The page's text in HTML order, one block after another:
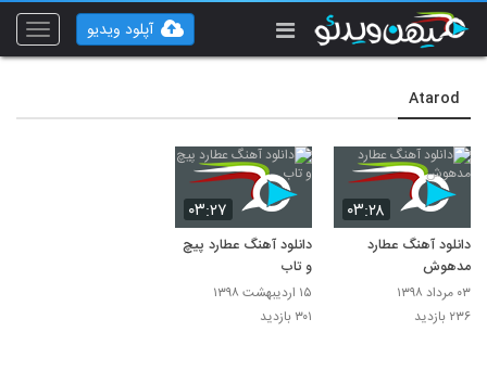
Toggle
آپلود ویدیو
Atarod
۰۳:۲۸
دانلود آهنگ عطارد
مدهوش
۰۳ مرداد ۱۳۹۸
۲۳۶ بازدید
۰۳:۲۷
دانلود آهنگ عطارد پیچ
و تاب
۱۵ اردیبهشت ۱۳۹۸
۳۰۱ بازدید